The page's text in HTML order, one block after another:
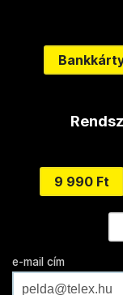
9 990 Ft
e-mail cím